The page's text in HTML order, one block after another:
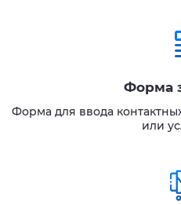
Форма
Форма для ввода
или